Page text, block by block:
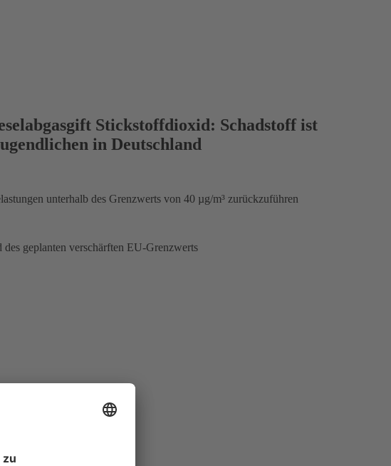
Stickstoffdioxid: Schadstoff ist
in Deutschland
unterhalb des Grenzwerts von 40 µg/m³ zurückzuführen
geplanten verschärften EU-Grenzwerts